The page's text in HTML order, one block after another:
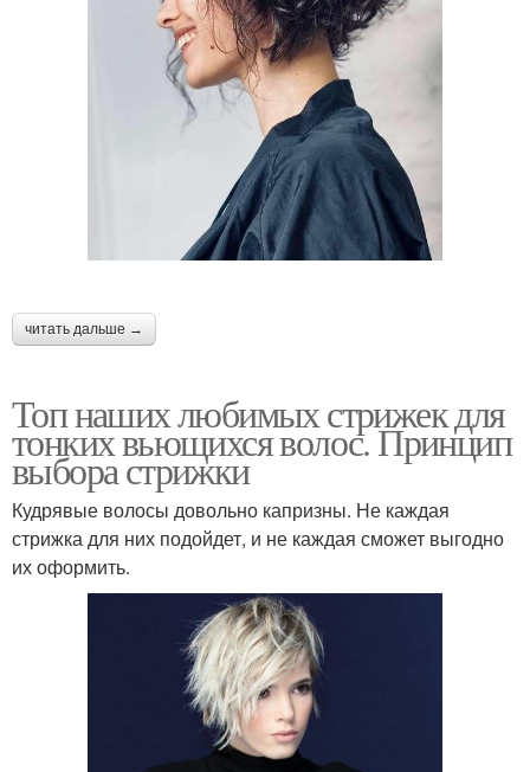
читать дальше →
Топ наших любимых стрижек для
тонких вьющихся волос. Принцип
выбора стрижки
Кудрявые волосы довольно капризны. Не каждая
стрижка для них подойдет, и не каждая сможет выгодно
их оформить.